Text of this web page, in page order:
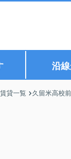
沿
貸一覧 久留米高校